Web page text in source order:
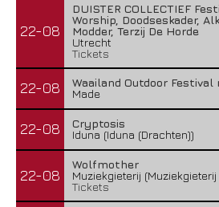
22-08
DUISTER COLLECTIEF
Worship, Doodseskader,
Modder, Terzij De Horde
Utrecht
Tickets
22-08
Waailand Outdoor Festival
Made
22-08
Cryptosis
Iduna (Iduna (Drachten))
22-08
Wolfmother
Muziekgieterij
Tickets